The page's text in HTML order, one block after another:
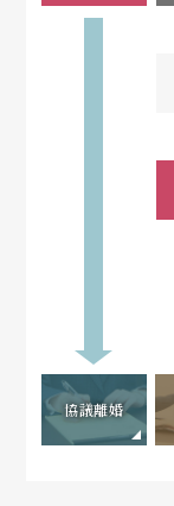
協議離婚